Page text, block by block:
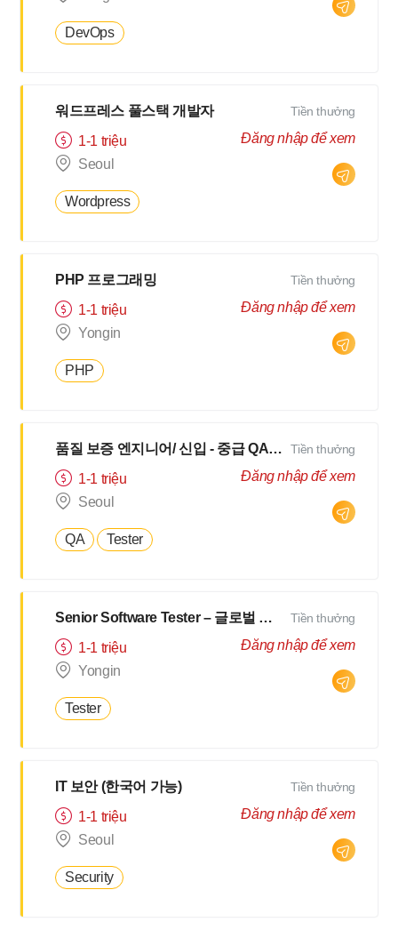
DevOps
워드프레스 풀스택 개발자
1-1 triệu
Seoul
Wordpress
Tiền thưởng
Đăng nhập để xem
PHP 프로그래밍
1-1 triệu
Yongin
PHP
Tiền thưởng
Đăng nhập để xem
품질 보증 엔지니어/ 신입 - 중급 QA/ 테스터
1-1 triệu
Seoul
QA Tester
Tiền thưởng
Đăng nhập để xem
Senior Software Tester – 글로벌 이커머스 데이터 플랫폼 (연 최대 30개월 급여 수준 보너스)
1-1 triệu
Yongin
Tester
Tiền thưởng
Đăng nhập để xem
IT 보안 (한국어 가능)
1-1 triệu
Seoul
Security
Tiền thưởng
Đăng nhập để xem